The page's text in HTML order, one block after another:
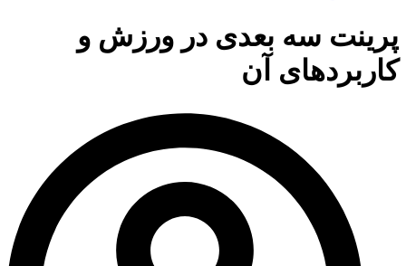
پرینت سه بعدی در ورزش و
کاربردهای آن